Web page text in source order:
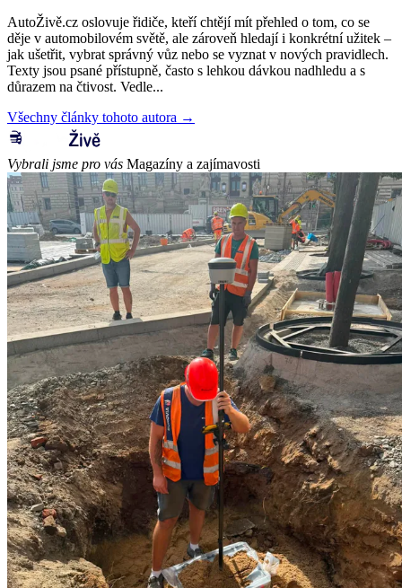
AutoŽivě.cz oslovuje řidiče, kteří chtějí mít přehled o tom, co se
děje v automobilovém světě, ale zároveň hledají i konkrétní užitek –
jak ušetřit, vybrat správný vůz nebo se vyznat v nových pravidlech.
Texty jsou psané přístupně, často s lehkou dávkou nadhledu a s
důrazem na čtivost. Vedle...
Všechny články tohoto autora →
Vybrali jsme pro vás Magazíny a zajímavosti